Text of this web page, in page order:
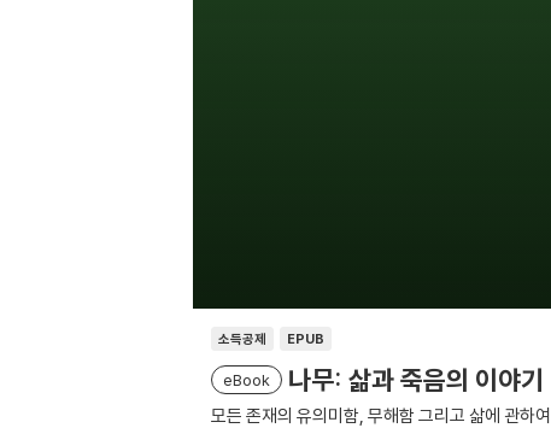
소득공제 EPUB
eBook 나무: 삶과 죽음의 이야기
모든 존재의 유의미함, 무해함 그리고 삶에 관하여